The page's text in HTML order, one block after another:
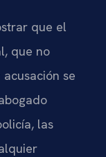
que el
que no
se
las